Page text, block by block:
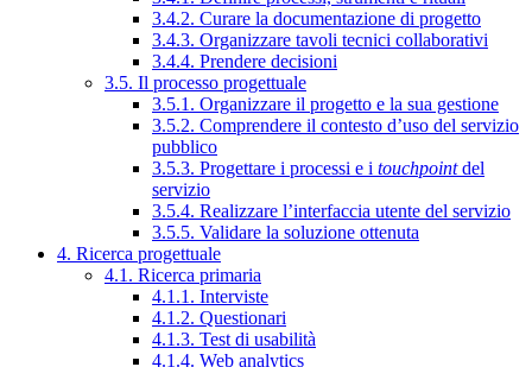
3.4.2. Curare la documentazione di progetto
3.4.3. Organizzare tavoli tecnici collaborativi
3.4.4. Prendere decisioni
3.5. Il processo progettuale
3.5.1. Organizzare il progetto e la sua gestione
3.5.2. Comprendere il contesto d’uso del servizio
pubblico
3.5.3. Progettare i processi e i touchpointdel
servizio
3.5.4. Realizzare l’interfaccia utente del servizio
3.5.5. Validare la soluzione ottenuta
4. Ricerca progettuale
4.1. Ricerca primaria
4.1.1. Interviste
4.1.2. Questionari
4.1.3. Test di usabilità
4.1.4. Web analytics